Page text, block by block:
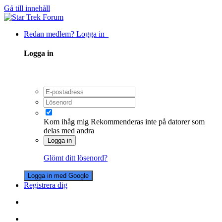
Gå till innehåll
Redan medlem? Logga in
Logga in
Kom ihåg mig Rekommenderas inte på datorer som
delas med andra
Logga in
Glömt ditt lösenord?
Logga in med Google
Registrera dig